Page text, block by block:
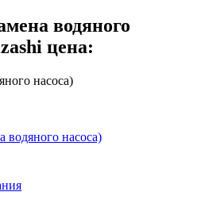
водяного
цена:
насоса)
водяного насоса)